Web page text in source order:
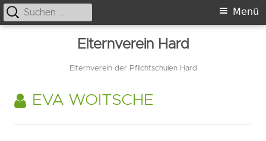
Elternverein Hard
Elternverein der Pflichtschulen Hard
Primäres
Menü
Suche
nach:
AUTOR:
EVA WOITSCHE